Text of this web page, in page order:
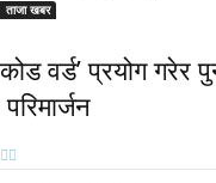
ताजा खबर
कोड वर्ड’ प्रयोग
परिमार्जन